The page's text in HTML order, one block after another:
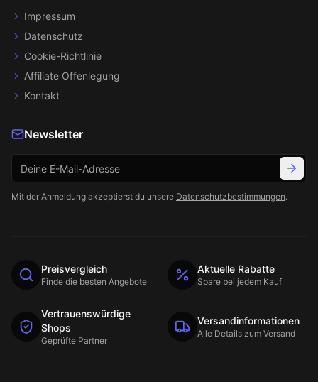
Impressum
Datenschutz
Cookie-Richtlinie
Affiliate Offenlegung
Kontakt
Newsletter
Mit der Anmeldung akzeptierst du unsere Datenschutzbestimmungen.
Preisvergleich
Finde die besten Angebote
Aktuelle Rabatte
Spare bei jedem Kauf
Vertrauenswürdige
Shops
Geprüfte Partner
Versandinformationen
Alle Details zum Versand